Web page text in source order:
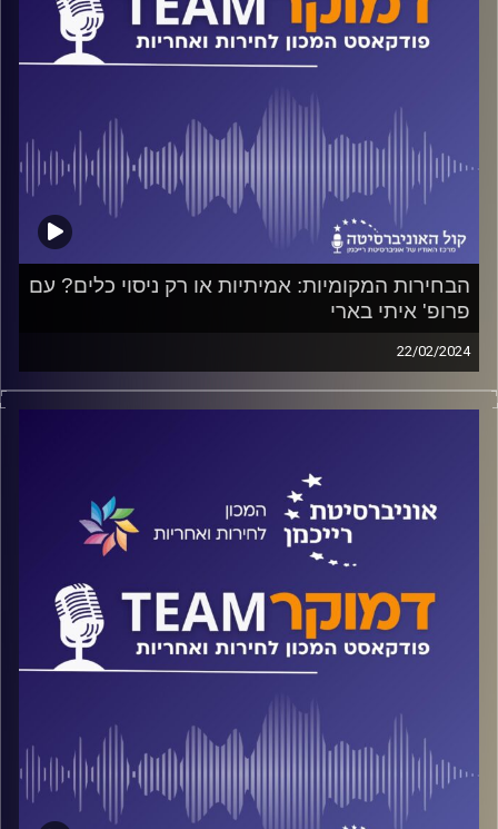
על כל אלה ועוד משוחח ד"ר חיים וייצמן עם ד"ר יעל חסון
קרדיט תמונות: המכון לחירות ואחריות
הבחירות המקומיות: אמיתיות או רק ניסוי כלים? עם
פרופ' איתי בארי
22/02/2024
פודקאסט המכון לחירות ואחריות באוניברסיטת רייכמן
על הבחירות המקומיות, על מעמדן של הרשויות המקומיות מול
והסמכות שלהן וגם על רצון התושבים. על אלה ועוד משוחח
ד"ר חיים וייצמן עם פרופ' איתי בארי מאוניברסיטת חיפה.
קרדיט תמונות:המכון לחירות ואחריות